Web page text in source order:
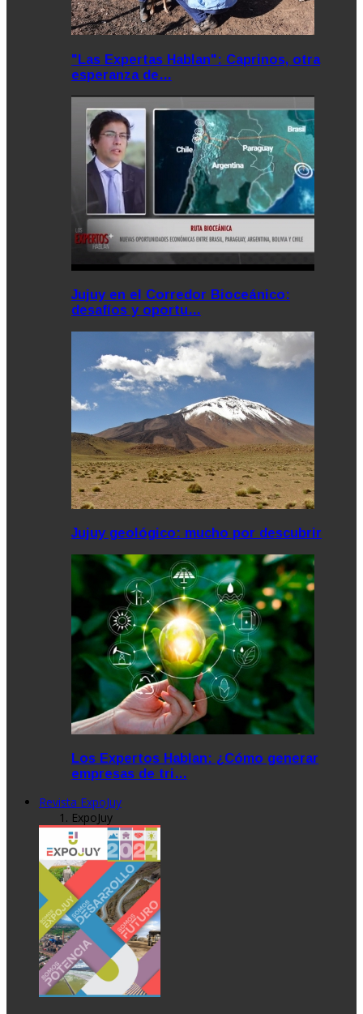
"Las Expertas Hablan": Caprinos, otra
esperanza de…
Jujuy en el Corredor Bioceánico:
desafíos y oportu…
Jujuy geológico: mucho por descubrir
Los Expertos Hablan: ¿Cómo generar
empresas de tri…
Revista ExpoJuy
ExpoJuy